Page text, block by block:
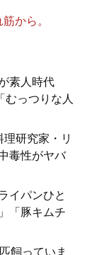
から。
素人時代
むっつりな人
研究家・リ
毒性がヤバ
イパンひと
「豚キムチ
飼っていま